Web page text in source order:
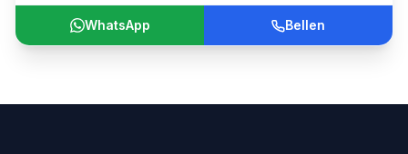
WhatsApp Bellen